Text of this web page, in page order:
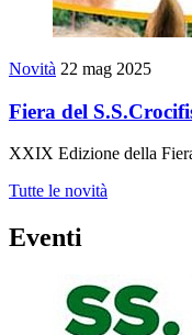
Novità 22 mag 2025
Fiera del
XXIX Edizione della
Tutte le novità
Eventi